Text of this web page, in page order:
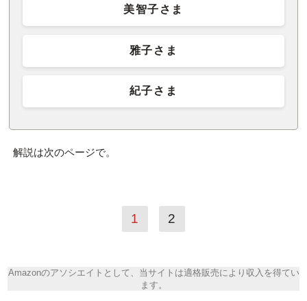
美智子さま
雅子さま
紀子さま
解説は次のページで。
1 2
Amazonのアソシエイトとして、当サイトは適格販売により収入を得てい
ます。